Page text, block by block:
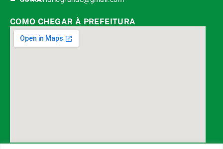
COMO CHEGAR À PREFEITURA